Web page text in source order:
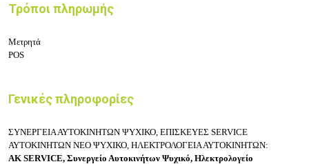
Τρόποι πληρωμής
Μετρητά
POS
Γενικές πληροφορίες
ΣΥΝΕΡΓΕΙΑ ΑΥΤΟΚΙΝΗΤΩΝ ΨΥΧΙΚΟ, ΕΠΙΣΚΕΥΕΣ SERVICE
ΑΥΤΟΚΙΝΗΤΩΝ ΝΕΟ ΨΥΧΙΚΟ, ΗΛΕΚΤΡΟΛΟΓΕΙΑ ΑΥΤΟΚΙΝΗΤΩΝ:
ΑΚ SERVICE, Συνεργείο Αυτοκινήτων Ψυχικό, Ηλεκτρολογείο